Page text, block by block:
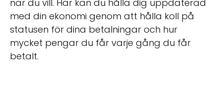
när du vill. Här kan du hålla dig uppdaterad
med din ekonomi genom att hålla koll på
statusen för dina betalningar och hur
mycket pengar du får varje gång du får
betalt.